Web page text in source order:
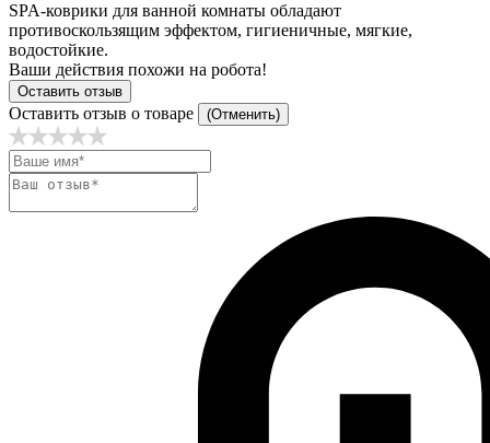
SPA-коврики для ванной комнаты обладают
противоскользящим эффектом, гигиеничные, мягкие,
водостойкие.
Ваши действия похожи на робота!
Оставить отзыв
Оставить отзыв о товаре (Отменить)